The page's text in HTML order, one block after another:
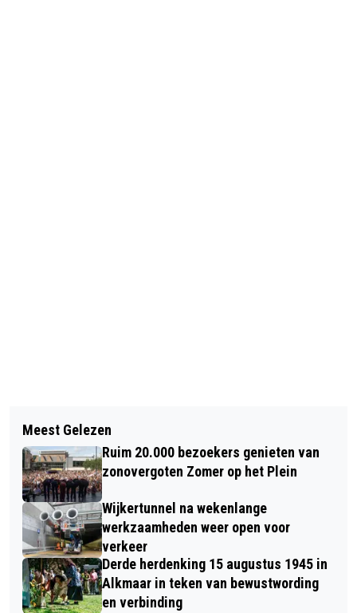
GRAFMONUMENTEN IN
VERSCHILLENDE STIJLEN EN VAN
EIGENTIJDSE MATERIALEN
SINT NAAR ALKMAAR MET
ROETVEEGPIETEN MET WITTE
HANDSCHOENEN, GEKLEURDE
MAILLOTS EN KLEURRIJKE PRUIKEN
Meest Gelezen
Ruim 20.000 bezoekers genieten van
zonovergoten Zomer op het Plein
Wijkertunnel na wekenlange
werkzaamheden weer open voor
verkeer
Derde herdenking 15 augustus 1945 in
Alkmaar in teken van bewustwording
en verbinding